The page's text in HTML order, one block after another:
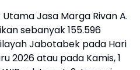
Jasa Marga Rivan A.
sebanyak 155.596
Jabotabek pada Hari
2026 atau pada Kamis, 1